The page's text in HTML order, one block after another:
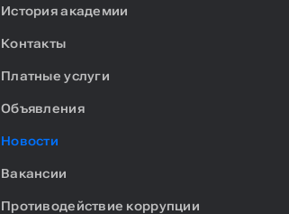
История академии
Контакты
Платные услуги
Объявления
Новости
Вакансии
Противодействие коррупции